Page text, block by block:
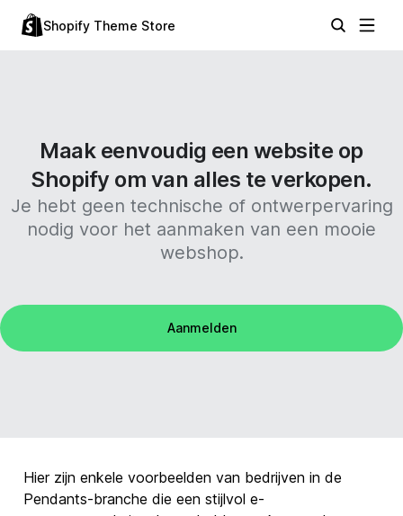
Shopify Theme Store
Maak eenvoudig een website op
Shopify om van alles te verkopen.
Je hebt geen technische of ontwerpervaring
nodig voor het aanmaken van een mooie
webshop.
Aanmelden
Hier zijn enkele voorbeelden van bedrijven in de
Pendants-branche die een stijlvol e-